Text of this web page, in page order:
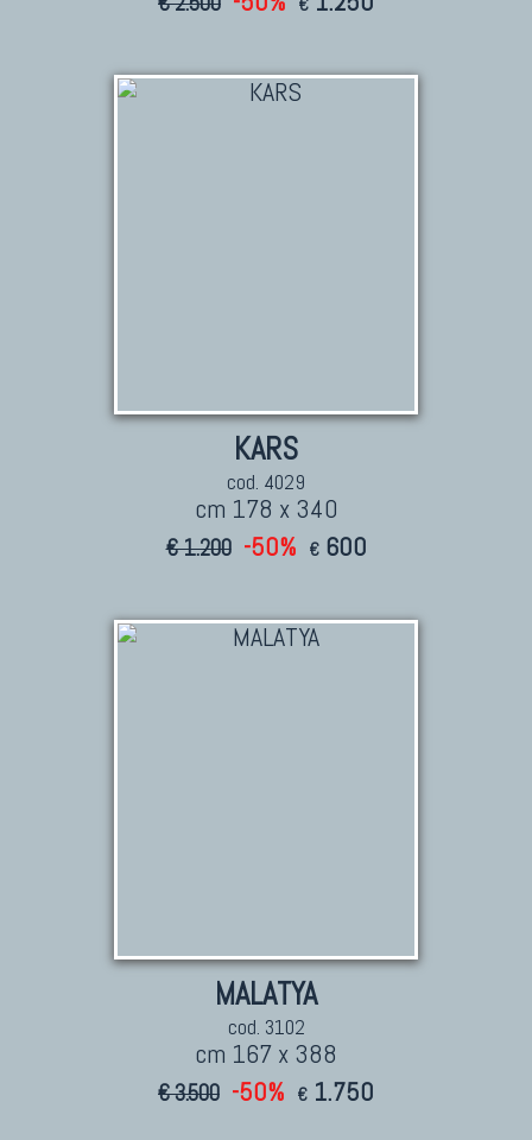
€
KARS
cod. 4029
cm 178 x 340
€ 1.200 -50% € 600
MALATYA
cod. 3102
cm 167 x 388
€ 3.500 -50% € 1.750